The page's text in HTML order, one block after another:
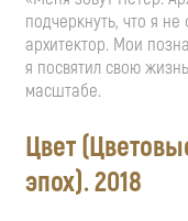
подчеркнуть, что я
архитектор. Мои
я посвятил свою
масштабе.
Цвет
эпох). 2018